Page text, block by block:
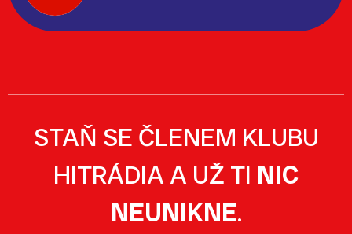
STAŇ SE ČLENEM KLUBU
HITRÁDIA A UŽ TI NIC
NEUNIKNE.